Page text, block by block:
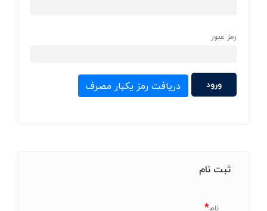
رمز عبور
دریافت رمز یکبار مصرف
ثبت نام
نام